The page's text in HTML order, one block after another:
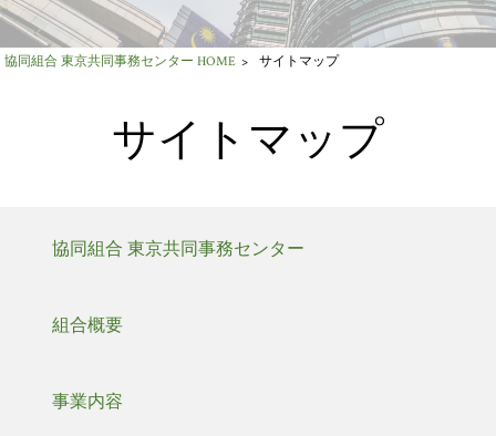
協同組合 東京共同事務センター HOME > サイトマップ
サイトマップ
協同組合 東京共同事務センター
組合概要
事業内容